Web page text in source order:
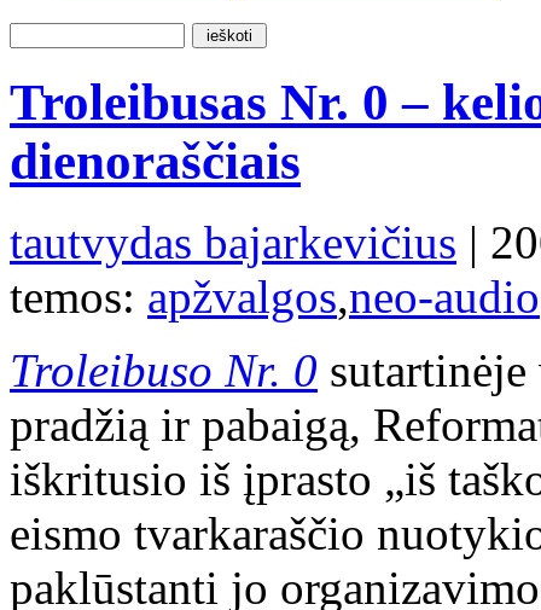
Troleibusas Nr. 0 –
dienoraščiais
tautvydas bajarkevičius |
temos: apžvalgos,neo-audio
Troleibuso Nr. 0
pradžią ir pabaigą,
iškritusio iš įprasto „iš
eismo tvarkaraščio
paklūstanti jo